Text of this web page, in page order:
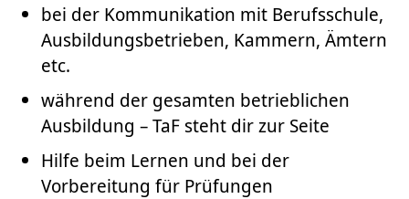
bei der Kommunikation mit Berufsschule,
Ausbildungsbetrieben, Kammern, Ämtern
etc.
während der gesamten betrieblichen
Ausbildung – TaF steht dir zur Seite
Hilfe beim Lernen und bei der
Vorbereitung für Prüfungen